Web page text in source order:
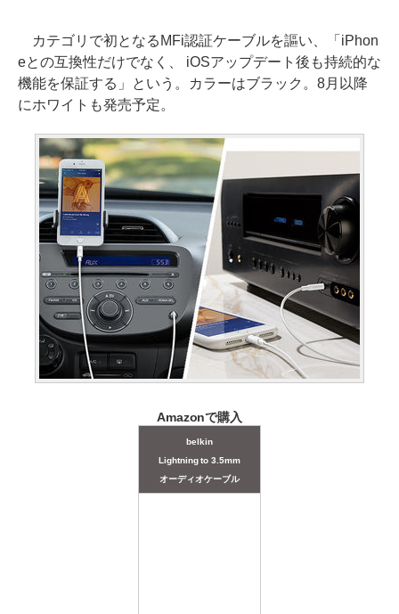
カテゴリで初となるMFi認証ケーブルを謳い、「iPhon
eとの互換性だけでなく、 iOSアップデート後も持続的な
機能を保証する」という。カラーはブラック。8月以降
にホワイトも発売予定。
Amazonで購入
belkin
Lightning to 3.5mm
オーディオケーブル